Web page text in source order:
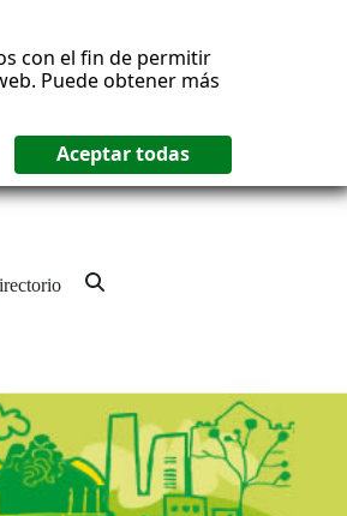
con el fin de permitir
Puede obtener más